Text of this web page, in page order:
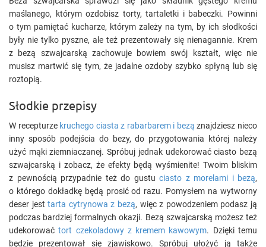
maślanego, którym ozdobisz torty, tartaletki i babeczki. Powinni
o tym pamiętać kucharze, którym zależy na tym, by ich słodkości
były nie tylko pyszne, ale też prezentowały się nienagannie. Krem
z bezą szwajcarską zachowuje bowiem swój kształt, więc nie
musisz martwić się tym, że jadalne ozdoby szybko spłyną lub się
roztopią.
Słodkie przepisy
W recepturze kruchego ciasta z rabarbarem i bezą znajdziesz nieco
inny sposób podejścia do bezy, do przygotowania której należy
użyć mąki ziemniaczanej. Spróbuj jednak udekorować ciasto bezą
szwajcarską i zobacz, że efekty będą wyśmienite! Twoim bliskim
z pewnością przypadnie też do gustu ciasto z morelami i bezą,
o którego dokładkę będą prosić od razu. Pomysłem na wytworny
deser jesttarta cytrynowa z bezą, więc z powodzeniem podasz ją
podczas bardziej formalnych okazji. Bezą szwajcarską możesz też
udekorowaćtort czekoladowy z kremem kawowym. Dzięki temu
będzie prezentował się zjawiskowo. Spróbuj ułożyć ją także